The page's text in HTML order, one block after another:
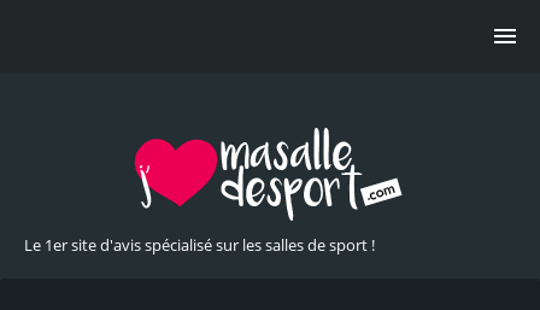
Le 1er site d'avis spécialisé sur les salles de sport !